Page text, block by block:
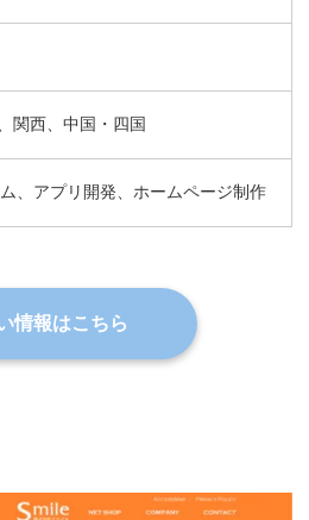
関西、中国・四国
、アプリ開発、ホームページ制作
情報はこちら